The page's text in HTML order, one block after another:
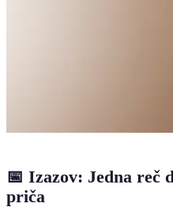
📅 Izazov: Jedna reč
priča